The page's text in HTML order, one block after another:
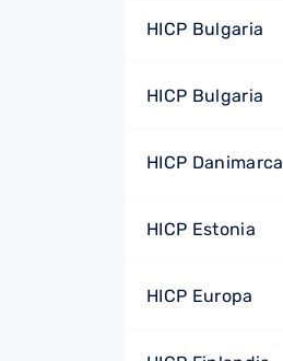
HICP Bulgaria
HICP Bulgaria
HICP Danimarca
HICP Estonia
HICP Europa